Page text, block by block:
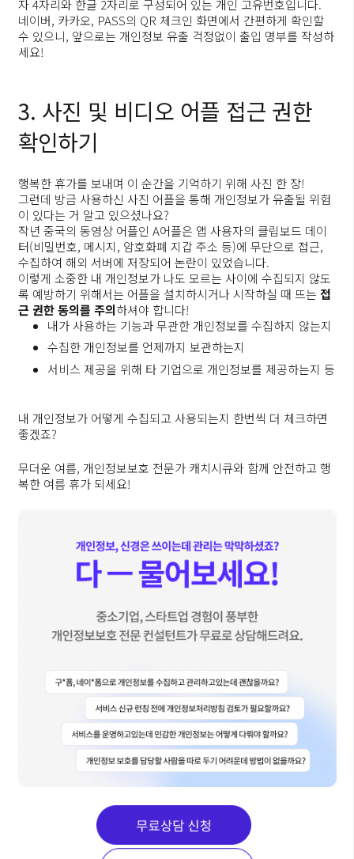
자 4자리와 한글 2자리로 구성되어 있는 개인 고유번호입니다.
네이버, 카카오, PASS의 QR 체크인 화면에서 간편하게 확인할
수 있으니, 앞으로는 개인정보 유출 걱정없이 출입 명부를 작성하
세요!
3. 사진 및 비디오 어플 접근 권한
확인하기
행복한 휴가를 보내며 이 순간을 기억하기 위해 사진 한 장!
그런데 방금 사용하신 사진 어플을 통해 개인정보가 유출될 위험
이 있다는 거 알고 있으셨나요?
작년 중국의 동영상 어플인 A어플은 앱 사용자의 클립보드 데이
터(비밀번호, 메시지, 암호화폐 지갑 주소 등)에 무단으로 접근,
수집하여 해외 서버에 저장되어 논란이 있었습니다.
이렇게 소중한 내 개인정보가 나도 모르는 사이에 수집되지 않도
록 예방하기 위해서는 어플을 설치하시거나 시작하실 때 뜨는 접
근 권한 동의를 주의하셔야 합니다!
내가 사용하는 기능과 무관한 개인정보를 수집하지 않는지
수집한 개인정보를 언제까지 보관하는지
서비스 제공을 위해 타 기업으로 개인정보를 제공하는지 등
내 개인정보가 어떻게 수집되고 사용되는지 한번씩 더 체크하면
좋겠죠?
무더운 여름, 개인정보보호 전문가 캐치시큐와 함께 안전하고 행
복한 여름 휴가 되세요!